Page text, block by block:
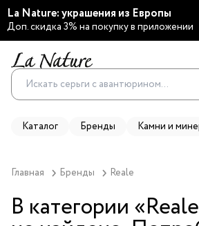
La Nature: украшения из Европы
Доп. скидка 3% на покупку в приложении
Каталог Бренды Камни и
Главная Бренды Reale
В категории «Reale